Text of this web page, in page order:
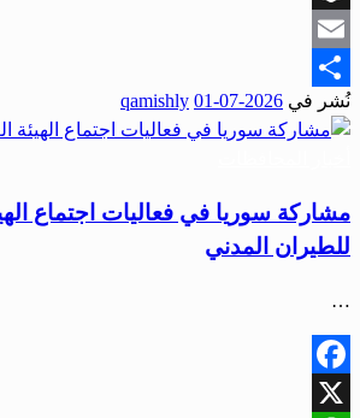
Snapchat
Email
Share
نُشر في 2026-07-01
qamishly
مشاركة سوريا في فعاليات اجتماع
للطيران المدني
…
Facebook